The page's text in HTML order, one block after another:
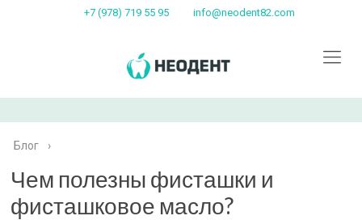
+7 (978) 719 55 95 info@neodent82.com
Блог ›
Чем полезны фисташки и
фисташковое масло?